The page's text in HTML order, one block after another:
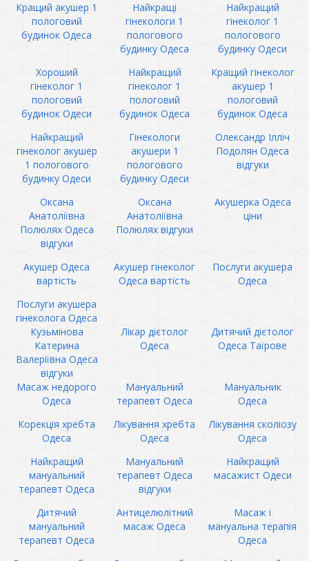
Кращий акушер 1
пологовий
будинок Одеса
Найкращі
гінекологи 1
пологового
будинку Одеса
Найкращий
гінеколог 1
пологового
будинку Одеси
Хороший
гінеколог 1
пологовий
будинок Одеси
Найкращий
гінеколог 1
пологовий
будинок Одеса
Кращий гінеколог
акушер 1
пологовий
будинок Одеса
Найкращий
гінеколог акушер
1 пологового
будинку Одеси
Гінекологи
акушери 1
пологового
будинку Одеси
Олександр Ілліч
Подолян Одеса
відгуки
Оксана
Анатоліївна
Полюлях Одеса
відгуки
Оксана
Анатоліївна
Полюлях відгуки
Акушерка Одеса
ціни
Акушер Одеса
вартість
Акушер гінеколог
Одеса вартість
Послуги акушера
Одеса
Послуги акушера
гінеколога Одеса
Кузьмінова
Катерина
Валеріївна Одеса
відгуки
Лікар дієтолог
Одеса
Дитячий дієтолог
Одеса Таїрове
Масаж недорого
Одеса
Мануальний
терапевт Одеса
Мануальник
Одеса
Корекція хребта
Одеса
Лікування хребта
Одеса
Лікування сколіозу
Одеса
Найкращий
мануальний
терапевт Одеса
Мануальний
терапевт Одеса
відгуки
Найкращий
масажист Одеси
Дитячий
мануальний
терапевт Одеса
Антицелюлітний
масаж Одеса
Масаж і
мануальна терапія
Одеса